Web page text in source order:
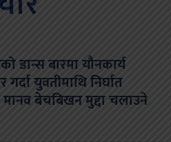
डान्स बारमा यौनकार्य
युवतीमाथि निर्घात
बेचबिखन मुद्दा चलाउने